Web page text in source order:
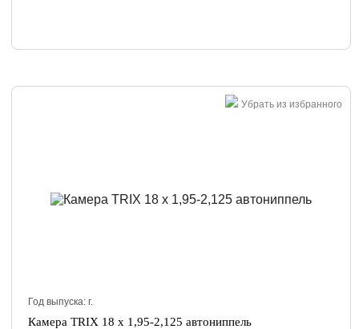
Убрать из избранного
Год выпуска:г.
Камера TRIX 18 x 1,95-2,125 автониппель